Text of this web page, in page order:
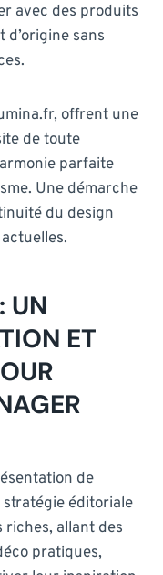
avec des produits
d’origine sans
offrent une
de toute
parfaite
Une démarche
du design
UN
ET
de
stratégie éditoriale
riches, allant des
pratiques,